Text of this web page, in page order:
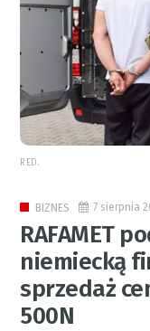
RED.
BIZNES 7 sierpnia
RAFAMET
niemiecką
sprzedaż
500N